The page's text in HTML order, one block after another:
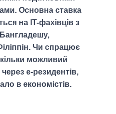
Основна ставка
на IT-фахівців з
Бангладешу,
Чи спрацює
можливий
е-резидентів,
в економістів.